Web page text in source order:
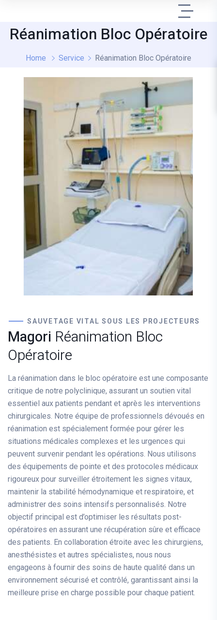
Réanimation Bloc Opératoire
Home Service Réanimation Bloc Opératoire
SAUVETAGE VITAL SOUS LES PROJECTEURS
Magori Réanimation Bloc
Opératoire
La réanimation dans le bloc opératoire est une composante
critique de notre polyclinique, assurant un soutien vital
essentiel aux patients pendant et après les interventions
chirurgicales. Notre équipe de professionnels dévoués en
réanimation est spécialement formée pour gérer les
situations médicales complexes et les urgences qui
peuvent survenir pendant les opérations. Nous utilisons
des équipements de pointe et des protocoles médicaux
rigoureux pour surveiller étroitement les signes vitaux,
maintenir la stabilité hémodynamique et respiratoire, et
administrer des soins intensifs personnalisés. Notre
objectif principal est d’optimiser les résultats post-
opératoires en assurant une récupération sûre et efficace
des patients. En collaboration étroite avec les chirurgiens,
anesthésistes et autres spécialistes, nous nous
engageons à fournir des soins de haute qualité dans un
environnement sécurisé et contrôlé, garantissant ainsi la
meilleure prise en charge possible pour chaque patient.